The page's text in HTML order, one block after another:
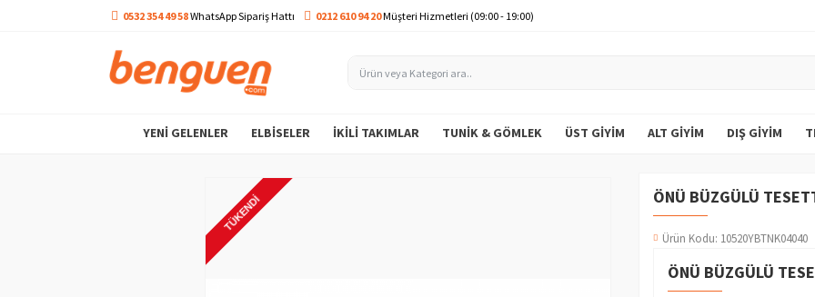
0532 354 49 58WhatsApp Sipariş Hattı 0212 610 94 20Müşteri Hizmetleri (09:00 - 19:00)
YENI GELENLER ELBISELER İKILI TAKIMLAR TUNIK & GÖMLEK ÜST GIYIM ALT GIYIM DIŞ GIYIM
TÜKENDI ÖNÜ BÜZGÜLÜ
ÖNÜ BÜZGÜLÜ
Ürün Kodu: 10520YBTNK04040